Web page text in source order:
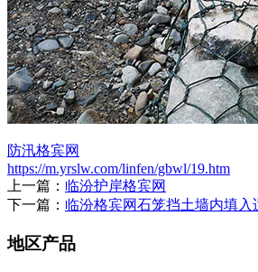
防汛格宾网
https://m.yrslw.com/linfen/gbwl/19.htm
上一篇： 临汾护岸格宾网
下一篇： 临汾格宾网石笼挡土墙内填入
地区产品